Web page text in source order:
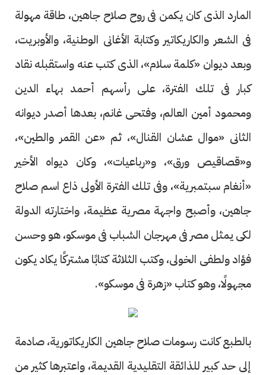
المارد الذى كان يكمن فى روح صلاح جاهين، طاقة مهولة
فى الشعر والكاريكاتير وكتابة الأغانى الوطنية، والأوبريت،
وبعد ديوان «كلمة سلام»، الذى كتب عنه واستقبله نقاد
كبار فى تلك الفترة، على رأسهم أحمد بهاء الدين
ومحمود أمين العالم، وفتحى غانم، بعدها أصدر ديوانه
الثانى «موال عشان القنال»، ثم «عن القمر والطين»،
و«قصاقيص ورق»، و«رباعيات»، وكان ديواه الأخير
«أنغام سبتمبرية»، وفى تلك الفترة الأولى ذاع اسم صلاح
جاهين، وأصبح واجهة مصرية عظيمة، واختارته الدولة
لكى يمثل مصر فى مهرجان الشباب فى موسكو، هو وحسن
فؤاد ولطفى الخولى، وكتب الثلاثة كتابًا مشتركًا يكاد يكون
مجهولًا، وهو كتاب «زهرة فى موسكو».
بالطبع كانت رسومات صلاح جاهين الكاريكاتورية، صادمة
إلى حد كبير للذائقة التقليدية القديمة، واعتبرها كثير من